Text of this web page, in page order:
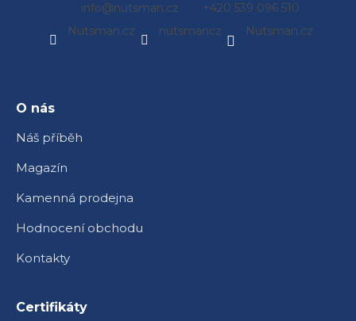
info@nutsman.cz
+420 539 096 510
Nutsman.cz
nutsmancz Nutsman.cz
O nás
Náš příběh
Magazín
Kamenná prodejna
Hodnocení obchodu
Kontakty
Certifikáty